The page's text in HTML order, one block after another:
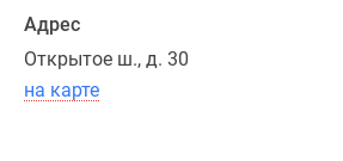
остекленными
лоджиями,
в
том
Адрес
Открытое ш., д. 30
на карте